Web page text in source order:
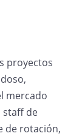
proyectos
mercado
staff de
de rotación,